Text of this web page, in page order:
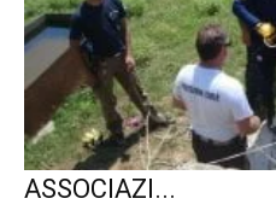
PROTEZIONE CIVILE
ASSOCIAZI...